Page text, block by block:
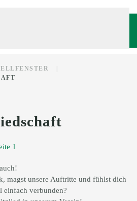
magst unsere Auftritte und fühlst dich
einfach verbunden?